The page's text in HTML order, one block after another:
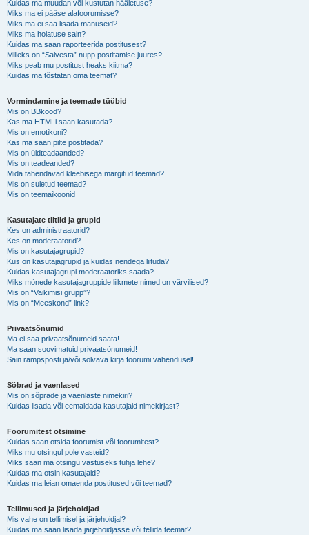
Kuidas ma muudan või kustutan hääletuse?
Miks ma ei pääse alafoorumisse?
Miks ma ei saa lisada manuseid?
Miks ma hoiatuse sain?
Kuidas ma saan raporteerida postitusest?
Milleks on “Salvesta” nupp postitamise juures?
Miks peab mu postitust heaks kiitma?
Kuidas ma tõstatan oma teemat?
Vormindamine ja teemade tüübid
Mis on BBkood?
Kas ma HTMLi saan kasutada?
Mis on emotikoni?
Kas ma saan pilte postitada?
Mis on üldteadaanded?
Mis on teadeanded?
Mida tähendavad kleebisega märgitud teemad?
Mis on suletud teemad?
Mis on teemaikoonid
Kasutajate tiitlid ja grupid
Kes on administraatorid?
Kes on moderaatorid?
Mis on kasutajagrupid?
Kus on kasutajagrupid ja kuidas nendega liituda?
Kuidas kasutajagrupi moderaatoriks saada?
Miks mõnede kasutajagruppide liikmete nimed on värvilised?
Mis on “Vaikimisi grupp”?
Mis on “Meeskond” link?
Privaatsõnumid
Ma ei saa privaatsõnumeid saata!
Ma saan soovimatuid privaatsõnumeid!
Sain rämpsposti ja/või solvava kirja foorumi vahendusel!
Sõbrad ja vaenlased
Mis on sõprade ja vaenlaste nimekiri?
Kuidas lisada või eemaldada kasutajaid nimekirjast?
Foorumitest otsimine
Kuidas saan otsida foorumist või foorumitest?
Miks mu otsingul pole vasteid?
Miks saan ma otsingu vastuseks tühja lehe?
Kuidas ma otsin kasutajaid?
Kuidas ma leian omaenda postitused või teemad?
Tellimused ja järjehoidjad
Mis vahe on tellimisel ja järjehoidjal?
Kuidas ma saan lisada järjehoidjasse või tellida teemat?